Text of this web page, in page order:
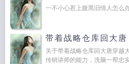
一不小心惹上腹黑旧情人怎么
带着战略仓库回大唐
关于带着战略仓库回大唐穿越
传销讲师的能力，洗脑一帮忠